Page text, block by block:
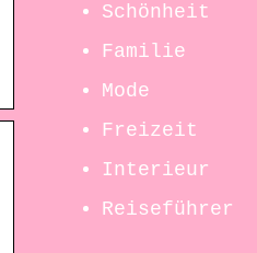
Schönheit
Familie
Mode
Freizeit
Interieur
Reiseführer